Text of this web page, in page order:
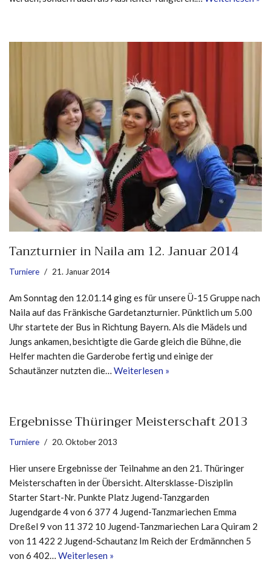
Tanzturnier in Naila am 12. Januar 2014
Turniere 21. Januar 2014
Am Sonntag den 12.01.14 ging es für unsere Ü-15 Gruppe nach
Naila auf das Fränkische Gardetanzturnier. Pünktlich um 5.00
Uhr startete der Bus in Richtung Bayern. Als die Mädels und
Jungs ankamen, besichtigte die Garde gleich die Bühne, die
Helfer machten die Garderobe fertig und einige der
Schautänzer nutzten die… Weiterlesen »
Ergebnisse Thüringer Meisterschaft 2013
Turniere 20. Oktober 2013
Hier unsere Ergebnisse der Teilnahme an den 21. Thüringer
Meisterschaften in der Übersicht. Altersklasse-Disziplin
Starter Start-Nr. Punkte Platz Jugend-Tanzgarden
Jugendgarde 4 von 6 377 4 Jugend-Tanzmariechen Emma
Dreßel 9 von 11 372 10 Jugend-Tanzmariechen Lara Quiram 2
von 11 422 2 Jugend-Schautanz Im Reich der Erdmännchen 5
von 6 402… Weiterlesen »